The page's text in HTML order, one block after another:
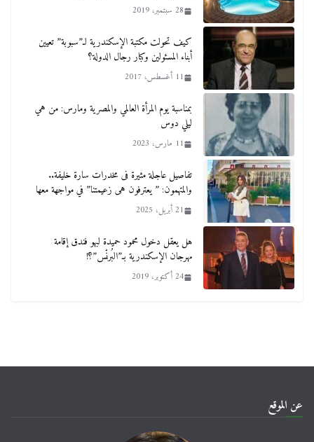
28 سبتمبر، 2019
كيف تحولت مكتبة الإسكندرية لـ”سبوبة” تعيين
أبناء المسئولين وكبار رجال الدولة؟
11 أغسطس، 2017
بمناسبة يوم المرأة العالمي والمصرية ومارس: من هي
ليلي دوس
11 مارس، 2023
تفاصيل عاجلة مثيرة فى مخدرات سارة خليفة..
والمتهمون: ” يعترفون هى زعيمتنا” في مواجهة معها
21 أبريل، 2025
هل يعقل دخول محمود حميدة لبهو فندق إقامة
مهرجان الإسكندرية بـ”البُرنْس”؟!
24 أكتوبر، 2019
عن الموقع